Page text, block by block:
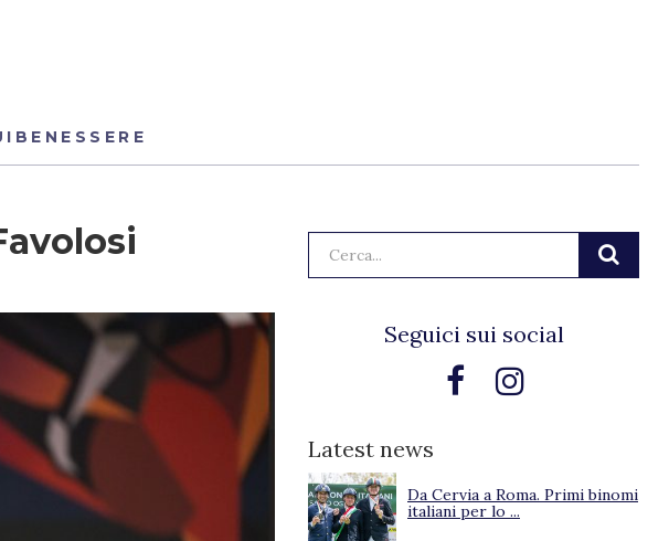
Seguici sui social
Latest news
Da Cervia a Roma. Primi binomi
italiani per lo ...